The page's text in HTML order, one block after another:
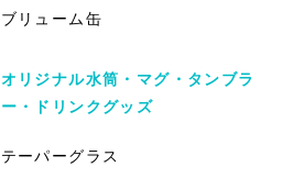
ブリューム缶
オリジナル水筒・マグ・タンブラ
ー・ドリンクグッズ
テーパーグラス